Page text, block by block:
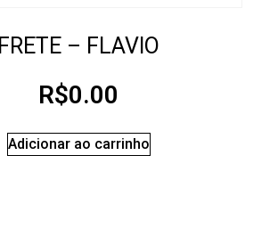
FRETE – FLAVIO
R$0.00
Adicionar ao carrinho